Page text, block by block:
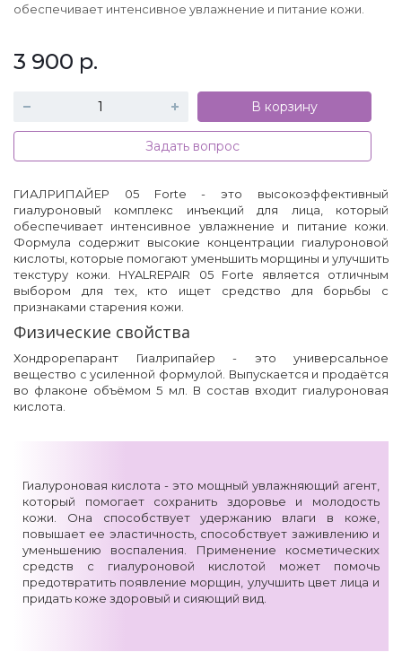
обеспечивает интенсивное увлажнение и питание кожи.
3 900 р.
В корзину
Задать вопрос
ГИАЛРИПАЙЕР 05 Forte - это высокоэффективный
гиалуроновый комплекс инъекций для лица, который
обеспечивает интенсивное увлажнение и питание кожи.
Формула содержит высокие концентрации гиалуроновой
кислоты, которые помогают уменьшить морщины и улучшить
текстуру кожи. HYALREPAIR 05 Forte является отличным
выбором для тех, кто ищет средство для борьбы с
признаками старения кожи.
Физические свойства
Хондрорепарант Гиалрипайер - это универсальное
вещество с усиленной формулой. Выпускается и продаётся
во флаконе объёмом 5 мл. В состав входит гиалуроновая
кислота.
Гиалуроновая кислота - это мощный увлажняющий агент,
который помогает сохранить здоровье и молодость
кожи. Она способствует удержанию влаги в коже,
повышает ее эластичность, способствует заживлению и
уменьшению воспаления. Применение косметических
средств с гиалуроновой кислотой может помочь
предотвратить появление морщин, улучшить цвет лица и
придать коже здоровый и сияющий вид.